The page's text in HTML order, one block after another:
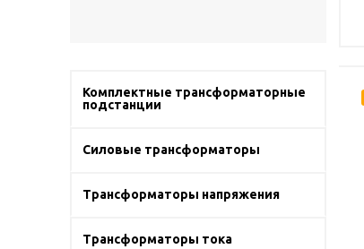
Комплектные трансформаторные
подстанции
Силовые трансформаторы
Трансформаторы напряжения
Трансформаторы тока